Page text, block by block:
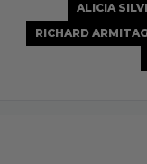
ALICIA
RICHARD